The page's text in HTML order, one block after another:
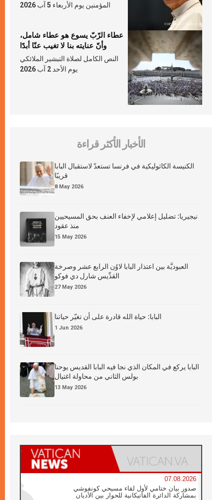
المؤمنين يوم الأربعاء 5 آب 2026
عطاء الرّبّ يسوع هو عطاء شامل،
وأنّ عنايته بنا لا تغيب عنّا أبدًا
النص الكامل لصلاة التبشير الملائكي
يوم الأحد 2 آب 2026
الأخبار الأكثر قراءة
الكنيسة الكاثوليكية في فرنسا تستعدّ لاستقبال البابا
قريبًا
8 May 2026
نيجيريا: تضليل إعلامي لإخفاء العنف بحق المسيحيين
منذ عقود
15 May 2026
العبوديَّة بين اعتذار البابا لاوُن الرابع عشر وصرخة
القدِّيس شارل دي فوكو
27 May 2026
البابا: حياة الله قادرة على أن تغيّر حياتنا
1 Jun 2026
البابا يركع في المكان الذي نجا فيه البابا القديس يوحنا
بولس الثاني من محاولة اغتيال
13 May 2026
07.08.2026
صدور بيان ختامي لأول لقاء مسيحي كونفوشي
بمشاركة الدائرة الفاتيكانية للحوار بين الأديان